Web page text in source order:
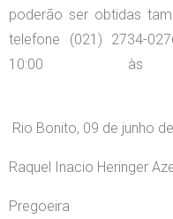
poderão ser obtidas
telefone (021) 2734-
10:00 às
Rio Bonito, 09 de junho
Raquel Inacio Heringer
Pregoeira